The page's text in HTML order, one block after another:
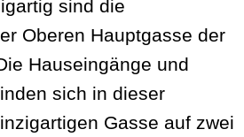
sind die
Oberen Hauptgasse der
Hauseingänge und
sich in dieser
Gasse auf zwei